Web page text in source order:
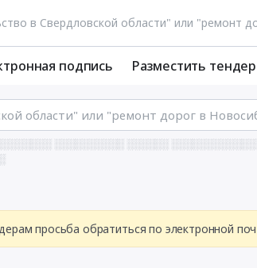
подпись Разместить тендер
░░░░░░░░░░ ░░░░░░
просьба обратиться по электронной